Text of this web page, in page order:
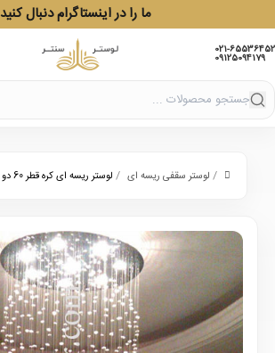
ما را در اینستاگرام دنبال کنید
021-65536452
09125094179
/ لوستر سقفی ریسه ای / لوستر ریسه ای کره قطر 60 دو طبقه